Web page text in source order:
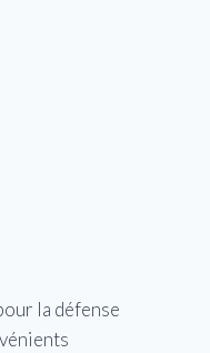
la défense